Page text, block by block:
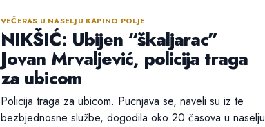
VEČERAS U NASELJU KAPINO POLJE
NIKŠIĆ: Ubijen “škaljarac”
Jovan Mrvaljević, policija traga
za ubicom
Policija traga za ubicom. Pucnjava se, naveli su iz te
bezbjednosne službe, dogodila oko 20 časova u naselju